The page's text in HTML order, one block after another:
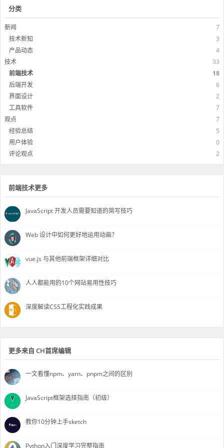
分类
新闻
7
技术新知
3
产品动态
4
技术
33
前端技术
18
后端开发
6
界面设计
2
工具软件
7
观点
7
经验总结
5
用户体验
0
评论观点
2
前端技术更多
JavaScript 开发人员需要知道的简写技巧
Web 设计中如何更好地运用动画？
vue.js 与其他前端框架详细对比
人人都能用的10个网站易用性技巧
深度解读CSS工程化实践成果
更多来自 CH首席编辑
一文看懂npm、yarn、pnpm之间的区别
JavaScript框架选择指南（初级）
教你10分钟上手sketch
Python入门深度学习完整指南